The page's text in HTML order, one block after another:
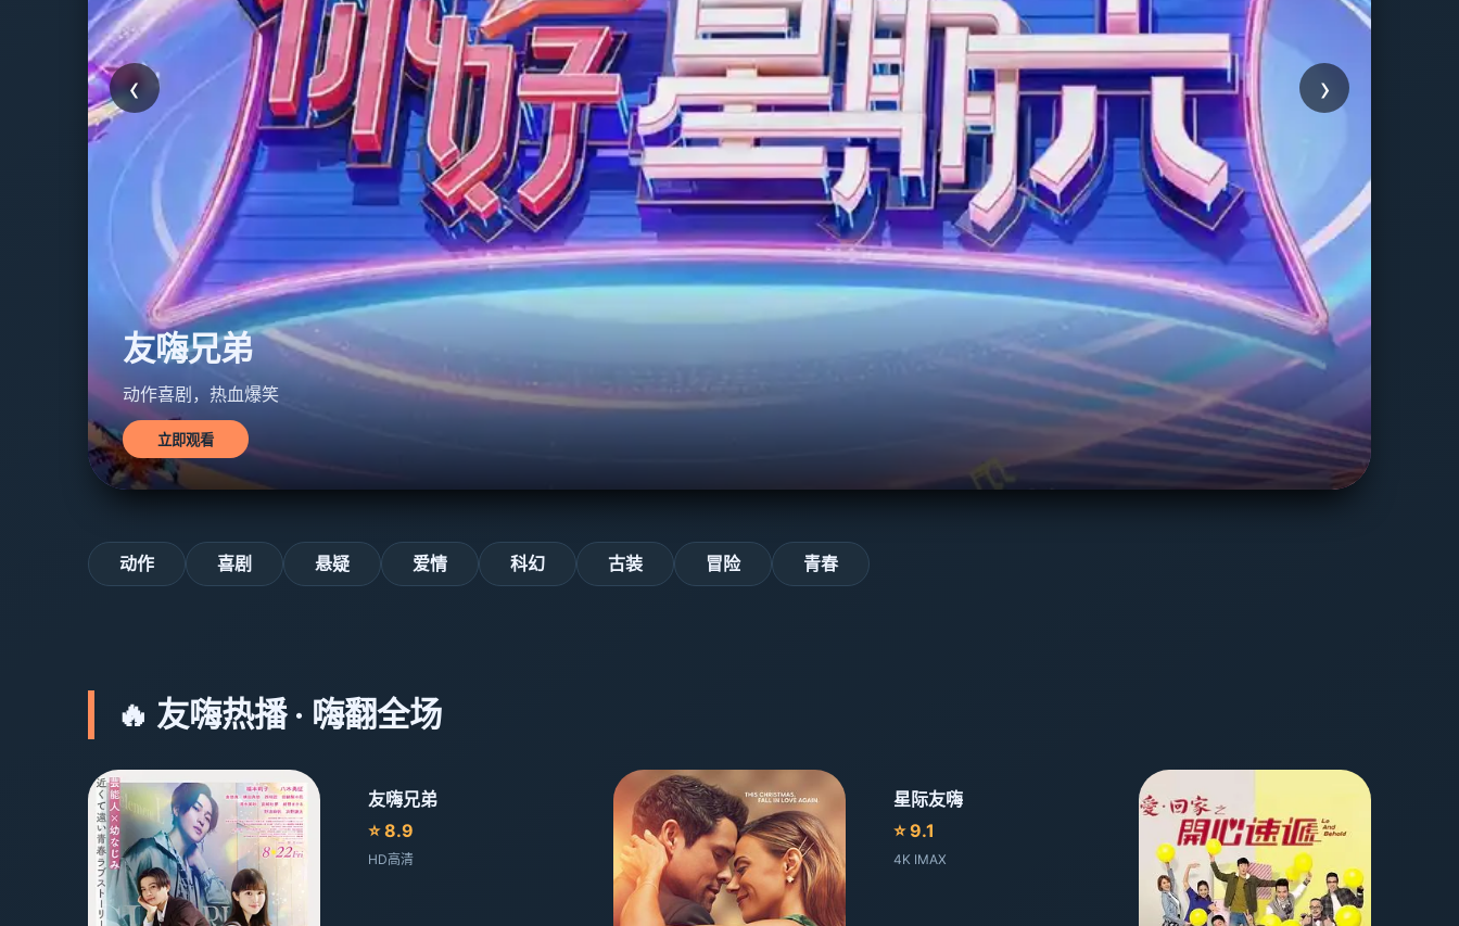
星际友嗨
科幻冒险，宇宙狂欢
立即观看
‹ ›
动作 喜剧 悬疑 爱情 科幻 古装 冒险 青春
🔥 友嗨热播 · 嗨翻全场
友嗨兄弟
⭐ 8.9
HD高清
星际友嗨
⭐ 9.1
4K IMAX